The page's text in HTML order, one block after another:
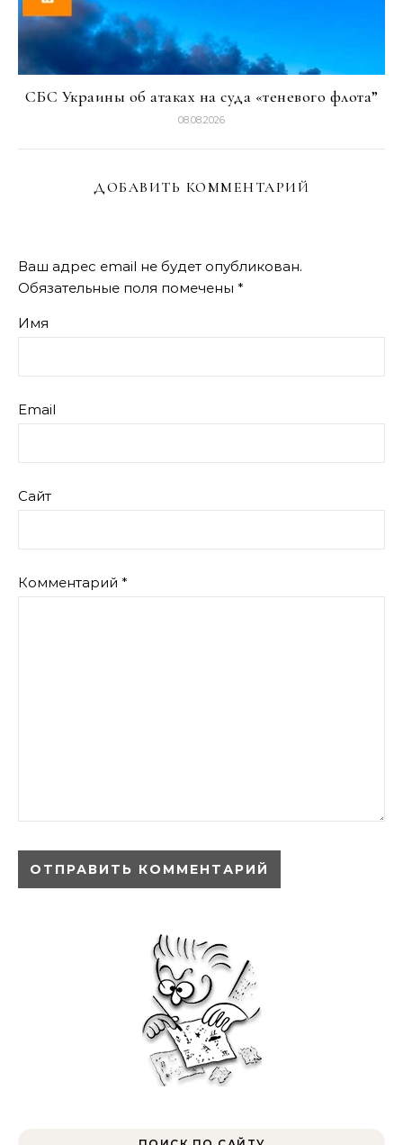
СБС Украины об атаках на суда «теневого флота”
08.08.2026
ДОБАВИТЬ КОММЕНТАРИЙ
Ваш адрес email не будет опубликован.
Обязательные поля помечены *
Имя
Email
Сайт
Комментарий *